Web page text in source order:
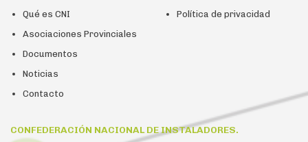
Qué es CNI
Asociaciones Provinciales
Documentos
Noticias
Contacto
Política de privacidad
CONFEDERACIÓN NACIONAL DE INSTALADORES.